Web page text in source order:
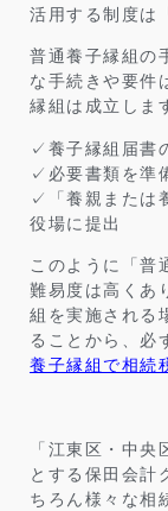
活用する制度は
普通養子縁組の
な手続きや要件
縁組は成立しま
✓養子縁組届書
✓必要書類を準
✓「養親または
役場に提出
このように「普
難易度は高くあ
組を実施される
ることから、必
養子縁組で相続
「江東区・中
とする保田会計
ちろん様々な相